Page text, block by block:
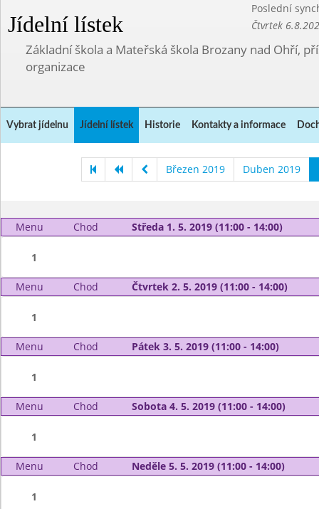
Jídelní lístek
Poslední
Čtvrtek
Základní škola a Mateřská škola Brozany nad Ohří,
organizace
Vybrat jídelnu Jídelní lístek Historie Kontakty a informace
Březen 2019 Duben 2019
Menu Chod Středa 1. 5. 2019 (11:00 - 14:00)
1
Menu Chod Čtvrtek 2. 5. 2019 (11:00 - 14:00)
1
Menu Chod Pátek 3. 5. 2019 (11:00 - 14:00)
1
Menu Chod Sobota 4. 5. 2019 (11:00 - 14:00)
1
Menu Chod Neděle 5. 5. 2019 (11:00 - 14:00)
1